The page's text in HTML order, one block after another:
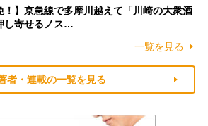
！】京急線で多摩川越えて「川崎の大衆酒
寄せるノス…
一覧を見る
者・連載の一覧を見る